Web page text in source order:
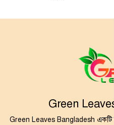
Green
Green Leaves Bangladesh একটি